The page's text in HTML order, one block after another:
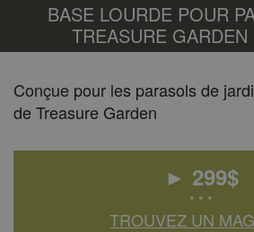
BASE LOURDE POUR
TREASURE
Conçue pour les parasols de
de Treasure Garden
► 299$
• • •
TROUVEZ UN